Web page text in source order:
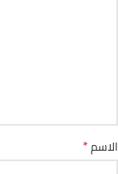
الاسم*